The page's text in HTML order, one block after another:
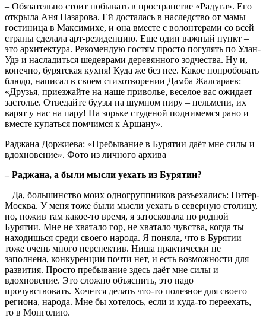
– Обязательно стоит побывать в пространстве «Радуга». Его
открыла Аня Назарова. Ей досталась в наследство от мамы
гостиница в Максимихе, и она вместе с волонтерами со всей
страны сделала арт-резиденцию. Еще один важный пункт –
это архитектура. Рекомендую гостям просто погулять по Улан-
Удэ и насладиться шедеврами деревянного зодчества. Ну и,
конечно, бурятская кухня! Куда же без нее. Какое попробовать
блюдо, написал в своем стихотворении Дамба Жалсараев:
«Друзья, приезжайте на наше приволье, веселое вас ожидает
застолье. Отведайте буузы на шумном пиру – пельмени, их
варят у нас на пару! На зорьке студеной поднимемся рано и
вместе купаться помчимся к Аршану».
Раджана Доржиева: «Пребывание в Бурятии даёт мне силы и
вдохновение». Фото из личного архива
– Раджана, а были мысли уехать из Бурятии?
– Да, большинство моих одногруппников разъехались: Питер-
Москва. У меня тоже были мысли уехать в северную столицу,
но, пожив там какое-то время, я затосковала по родной
Бурятии. Мне не хватало гор, не хватало чувства, когда ты
находишься среди своего народа. Я поняла, что в Бурятии
тоже очень много перспектив. Ниша практически не
заполнена, конкуренции почти нет, и есть возможности для
развития. Просто пребывание здесь даёт мне силы и
вдохновение. Это сложно объяснить, это надо
прочувствовать. Хочется делать что-то полезное для своего
региона, народа. Мне бы хотелось, если и куда-то переехать,
то в Монголию.